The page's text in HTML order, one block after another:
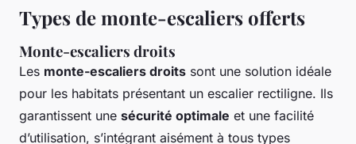
Types de monte-escaliers offerts
Monte-escaliers droits
Les monte-escaliers droits sont une solution idéale
pour les habitats présentant un escalier rectiligne. Ils
garantissent une sécurité optimale et une facilité
d’utilisation, s’intégrant aisément à tous types